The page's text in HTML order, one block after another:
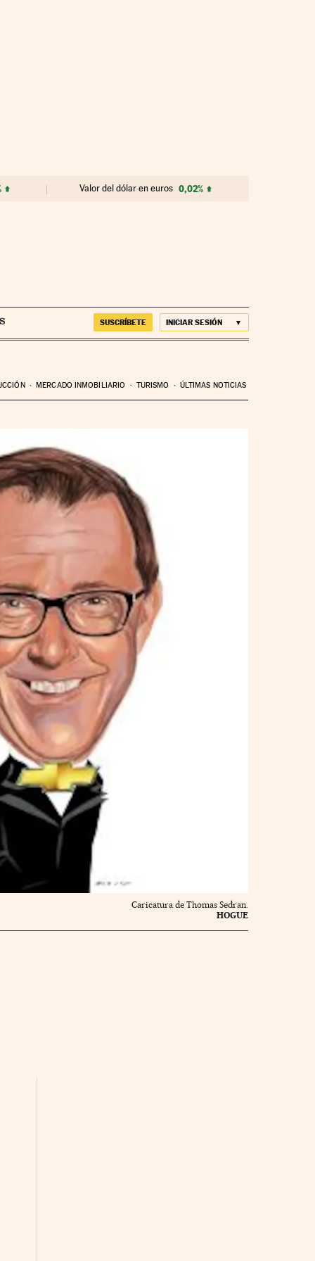
Valor del dólar en euros 0,02%
SUSCRÍBETE INICIAR SESIÓN
MERCADO INMOBILIARIO TURISMO ÚLTIMAS NOTICIAS
Caricatura de Thomas Sedran.
HOGUE